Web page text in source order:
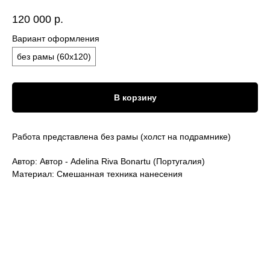
120 000 р.
Вариант оформления
без рамы (60х120)
В корзину
Работа представлена без рамы (холст на подрамнике)
Автор: Автор - Adelina Riva Bonartu (Португалия)
Материал: Смешанная техника нанесения